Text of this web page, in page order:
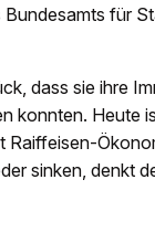
für
dass sie ihre
konnten. Heute
Raiffeisen-
sinken, denkt